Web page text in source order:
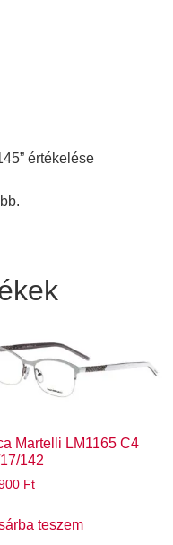
értékelése
Martelli LM1165 C4
142
Ft
teszem